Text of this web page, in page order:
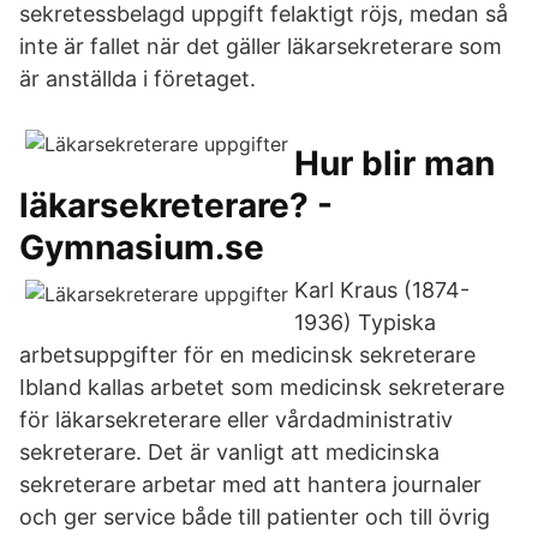
sekretessbelagd uppgift felaktigt röjs, medan så
inte är fallet när det gäller läkarsekreterare som
är anställda i företaget.
Hur blir man
läkarsekreterare? -
Gymnasium.se
Karl Kraus (1874-
1936) Typiska
arbetsuppgifter för en medicinsk sekreterare
Ibland kallas arbetet som medicinsk sekreterare
för läkarsekreterare eller vårdadministrativ
sekreterare. Det är vanligt att medicinska
sekreterare arbetar med att hantera journaler
och ger service både till patienter och till övrig